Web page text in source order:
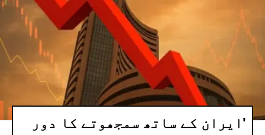
'ایران کے ساتھ سمجھوتے کا دور